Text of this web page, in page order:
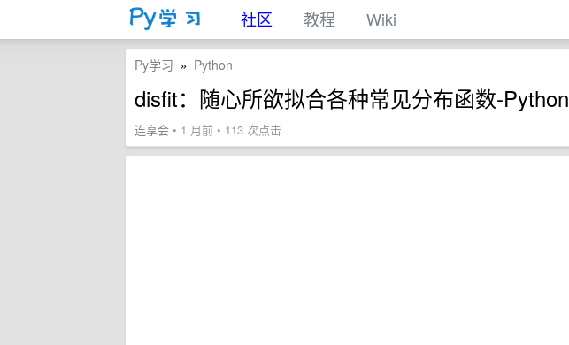
社区 教程 Wiki
Py学习 » Python
disfit：随心所欲拟合各种常见分布函数-Python
连享会 • 1 月前 • 113 次点击